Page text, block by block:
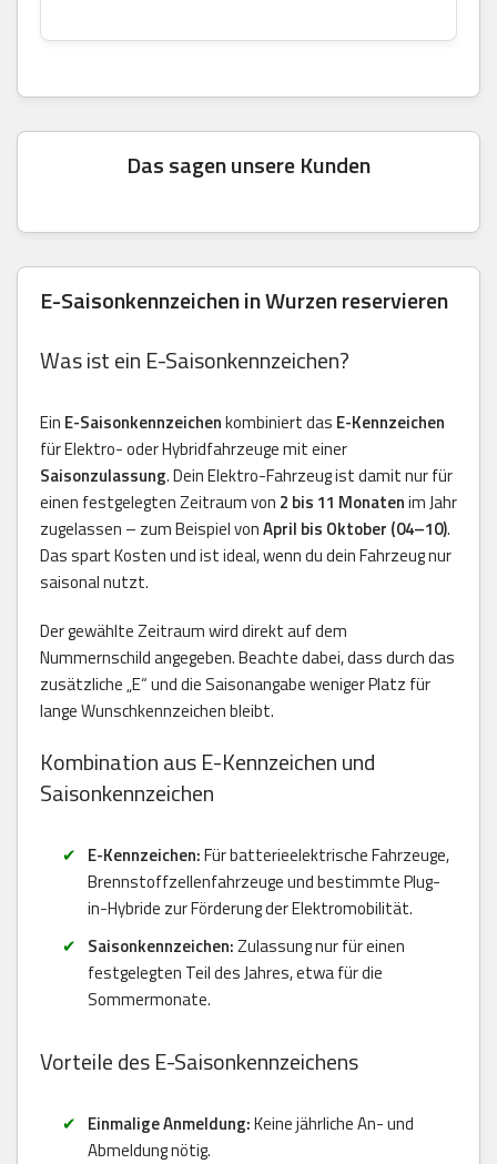
Das sagen unsere Kunden
E-Saisonkennzeichen in Wurzen reservieren
Was ist ein E-Saisonkennzeichen?
Ein E-Saisonkennzeichenkombiniert das E-Kennzeichen
für Elektro- oder Hybridfahrzeuge mit einer
Saisonzulassung. Dein Elektro-Fahrzeug ist damit nur für
einen festgelegten Zeitraum von 2 bis 11 Monatenim Jahr
zugelassen – zum Beispiel vonApril bis Oktober (04–10).
Das spart Kosten und ist ideal, wenn du dein Fahrzeug nur
saisonal nutzt.
Der gewählte Zeitraum wird direkt auf dem
Nummernschild angegeben. Beachte dabei, dass durch das
zusätzliche „E“ und die Saisonangabe weniger Platz für
lange Wunschkennzeichen bleibt.
Kombination aus E-Kennzeichen und
Saisonkennzeichen
E-Kennzeichen:Für batterieelektrische Fahrzeuge,
Brennstoffzellenfahrzeuge und bestimmte Plug-
in-Hybride zur Förderung der Elektromobilität.
Saisonkennzeichen:Zulassung nur für einen
festgelegten Teil des Jahres, etwa für die
Sommermonate.
Vorteile des E-Saisonkennzeichens
Einmalige Anmeldung:Keine jährliche An- und
Abmeldung nötig.